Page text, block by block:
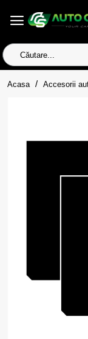
Căutare...
Acasa homeAccesorii